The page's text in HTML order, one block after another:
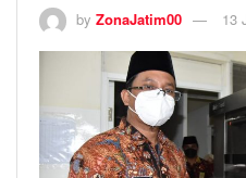
by ZonaJatim00 13